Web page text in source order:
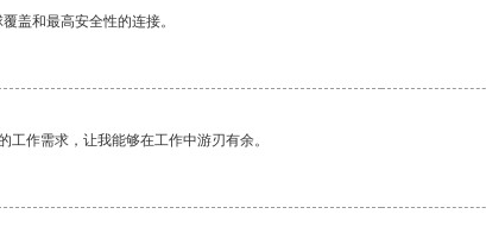
盖和最高安全性的连接。
作需求，让我能够在工作中游刃有余。